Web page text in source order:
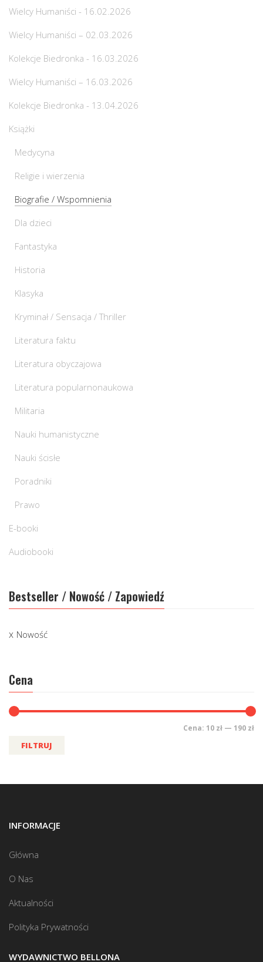
Wielcy Humaniści - 16.02.2026
Wielcy Humaniści – 02.03.2026
Kolekcje Biedronka - 16.03.2026
Wielcy Humaniści – 16.03.2026
Kolekcje Biedronka - 13.04.2026
Książki
Medycyna
Religie i wierzenia
Biografie / Wspomnienia
Dla dzieci
Fantastyka
Historia
Klasyka
Kryminał / Sensacja / Thriller
Literatura faktu
Literatura obyczajowa
Literatura popularnonaukowa
Militaria
Nauki humanistyczne
Nauki ścisłe
Poradniki
Prawo
E-booki
Audiobooki
Bestseller / Nowość / Zapowiedź
Nowość
Cena
FILTRUJ
Cena: 10 zł — 190 zł
INFORMACJE
Główna
O Nas
Aktualności
Polityka Prywatności
WYDAWNICTWO BELLONA